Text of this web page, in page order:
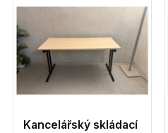
Kancelářský skládací